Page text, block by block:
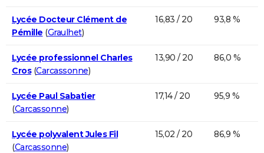
Lycée Docteur Clément de
Pémille (Graulhet)
16,83 / 20 93,8 %
Lycée professionnel Charles
Cros(Carcassonne)
13,90 / 20 86,0 %
Lycée Paul Sabatier
(Carcassonne)
17,14 / 20 95,9 %
Lycée polyvalent Jules Fil
(Carcassonne)
15,02 / 20 86,9 %